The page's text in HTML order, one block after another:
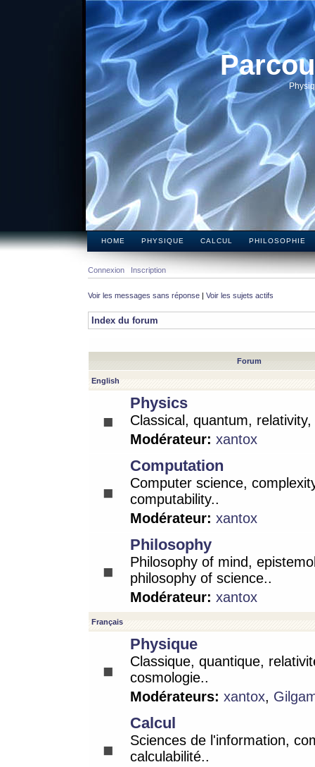
HOME PHYSIQUE CALCUL PHILOSOPHIE
Connexion Inscription
Voir les messages sans réponse | Voir les sujets actifs
Index du forum
Forum
English
Physics
Classical, quantum,
Modérateur: xantox
Computation
Computer science,
computability..
Modérateur: xantox
Philosophy
Philosophy of mind,
philosophy of science..
Modérateur: xantox
Français
Physique
Classique, quantique,
cosmologie..
Modérateurs: xantox,
Calcul
Sciences de l'information,
calculabilité..